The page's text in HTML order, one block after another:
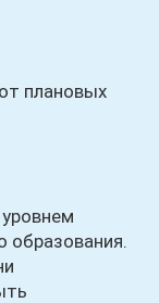
плановых
образования.